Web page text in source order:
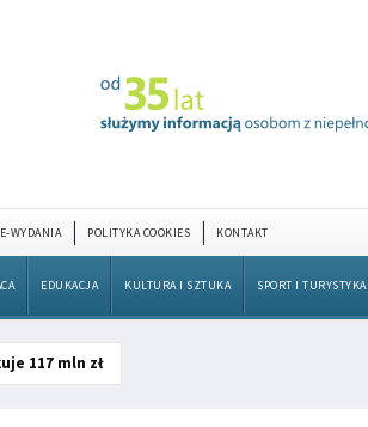
E-WYDANIA POLITYKA COOKIES KONTAKT
EDUKACJA KULTURA I SZTUKA SPORT I TURYSTYKA
117 mln zł